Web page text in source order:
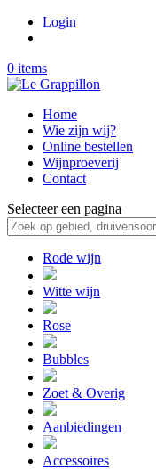
Login
0 items
Home
Wie zijn wij?
Online bestellen
Wijnproeverij
Contact
Selecteer een pagina
Rode wijn
Witte wijn
Rose
Bubbles
Zoet & Overig
Aanbiedingen
Accessoires